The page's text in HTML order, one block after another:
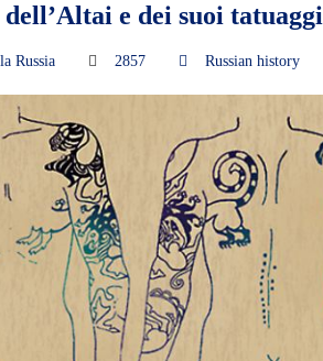
e dei suoi tatuaggi
Russia 2857 Russian history